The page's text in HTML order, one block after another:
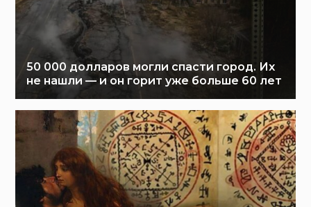
50 000 долларов могли спасти город. Их
не нашли — и он горит уже больше 60 лет